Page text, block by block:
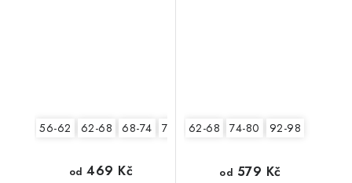
56-62 62-68 68-74 74-80 80-86
od 469 Kč
62-68 74-80 92-98
od 579 Kč